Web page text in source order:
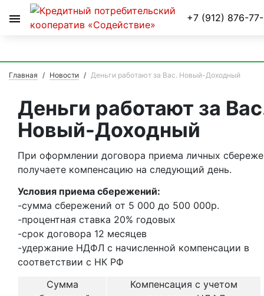
Условия займов +7 (912) 876-
Главная Новости Деньги работают за Вас. Новый-Доходный
Деньги работают за
Новый-Доходный
При оформлении договора приема личных
получаете компенсацию на следующий день.
Условия приема сбережений:
-сумма сбережений от 5 000 до 500 000р.
-процентная ставка 20% годовых
-срок договора 12 месяцев
-удержание НДФЛ с начисленной компенсации в
соответствии с НК РФ
Cумма
Компенсация с учетом